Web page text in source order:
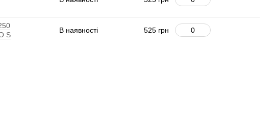
S
В наявності 525 грн